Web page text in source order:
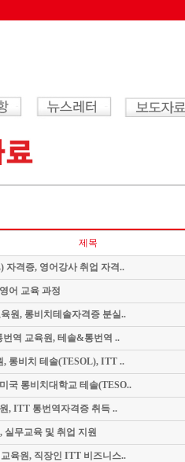
제목
자격증, 영어강사 취업 자격..
어 교육 과정
원, 롱비치테솔자격증 분실..
역 교육원, 테솔&통번역 ..
, 롱비치 테솔(TESOL), ITT ..
국 롱비치대학교 테솔(TESO..
, ITT 통번역자격증 취득 ..
실무교육 및 취업 지원
육원, 직장인 ITT 비즈니스..